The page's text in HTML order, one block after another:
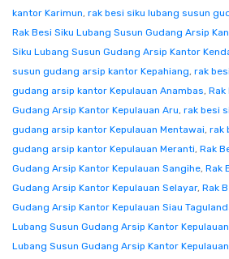
kantor Karimun, rak besi siku lubang susun
Rak Besi Siku Lubang Susun Gudang Arsip
Siku Lubang Susun Gudang Arsip Kantor
susun gudang arsip kantor Kepahiang, rak
gudang arsip kantor Kepulauan Anambas, Rak
Gudang Arsip Kantor Kepulauan Aru, rak besi
gudang arsip kantor Kepulauan Mentawai, rak
gudang arsip kantor Kepulauan Meranti, Rak
Gudang Arsip Kantor Kepulauan Sangihe, Rak
Gudang Arsip Kantor Kepulauan Selayar, Rak
Gudang Arsip Kantor Kepulauan Siau
Lubang Susun Gudang Arsip Kantor
Lubang Susun Gudang Arsip Kantor